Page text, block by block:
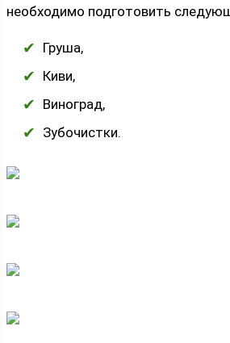
необходимо подготовить
Груша,
Киви,
Виноград,
Зубочистки.